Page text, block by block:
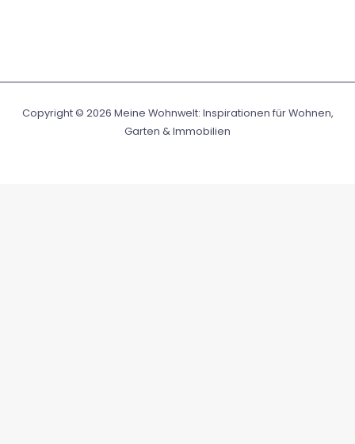
Copyright © 2026 Meine Wohnwelt: Inspirationen für Wohnen,
Garten & Immobilien